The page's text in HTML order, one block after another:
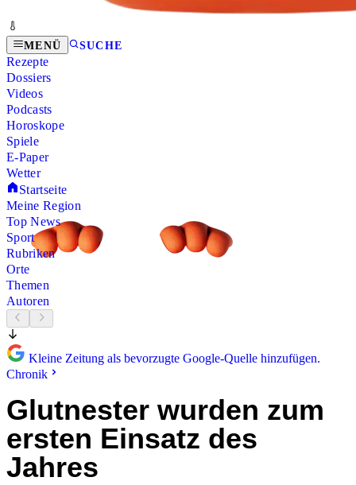
MENÜ SUCHE
Rezepte
Dossiers
Videos
Podcasts
Horoskope
Spiele
E-Paper
Wetter
Startseite
Meine Region
Top News
Sport
Rubriken
Orte
Themen
Autoren
Kleine Zeitung als bevorzugte Google-Quelle hinzufügen.
Chronik
Glutnester wurden zum
ersten Einsatz des
Jahres